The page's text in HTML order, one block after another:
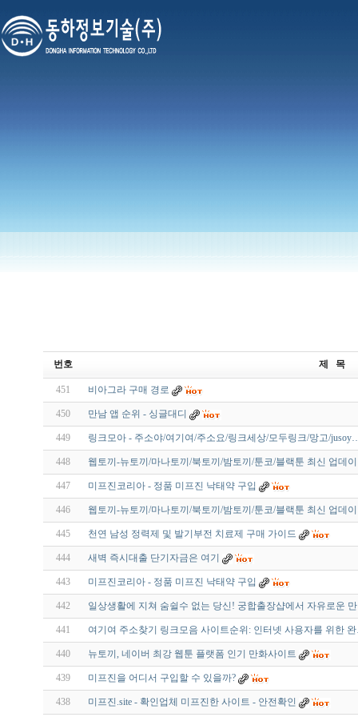
번호 제 목
451 비아그라 구매 경로
450 만남 앱 순위 - 싱글대디
449 링크모아 - 주소야/여기여/주소요/링크세상/모두링크/망고/
448 웹토끼-뉴토끼/마나토끼/북토끼/밤토끼/툰코/블랙툰 최신 업데
447 미프진코리아 - 정품 미프진 낙태약 구입
446 웹토끼-뉴토끼/마나토끼/북토끼/밤토끼/툰코/블랙툰 최신 업데
445 천연 남성 정력제 및 발기부전 치료제 구매 가이드
444 새벽 즉시대출 단기자금은 여기
443 미프진코리아 - 정품 미프진 낙태약 구입
442 일상생활에 지쳐 숨쉴수 없는 당신! 궁합출장샵에서 자유로운
441 여기여 주소찾기 링크모음 사이트순위: 인터넷 사용자를 위한
440 뉴토끼, 네이버 최강 웹툰 플랫폼 인기 만화사이트
439 미프진을 어디서 구입할 수 있을까?
438 미프진.site - 확인업체 미프진한 사이트 - 안전확인